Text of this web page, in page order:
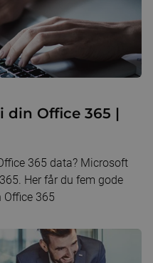
din Office 365 |
365 data? Microsoft
Her får du fem gode
365